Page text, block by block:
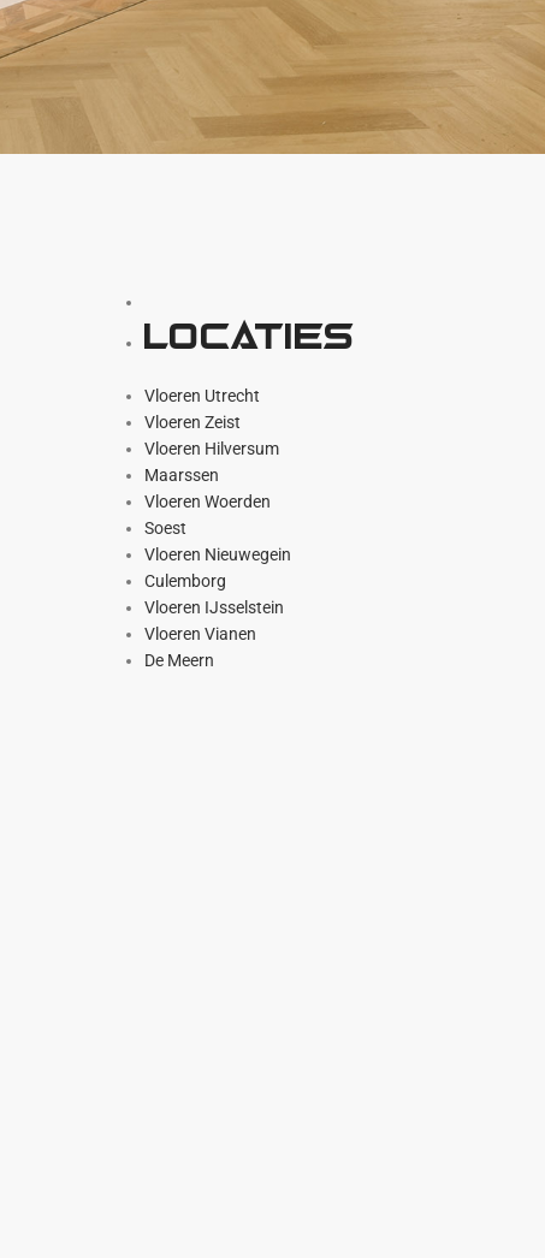
Locaties
Vloeren Utrecht
Vloeren Zeist
Vloeren Hilversum
Maarssen
Vloeren Woerden
Soest
Vloeren Nieuwegein
Culemborg
Vloeren IJsselstein
Vloeren Vianen
De Meern